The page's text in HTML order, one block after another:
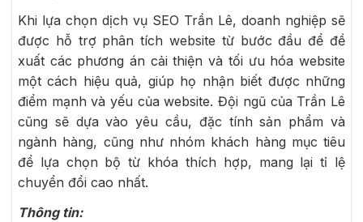
Khi lựa chọn dịch vụ SEO Trần Lê, doanh nghiệp sẽ
được hỗ trợ phân tích website từ bước đầu để đề
xuất các phương án cải thiện và tối ưu hóa website
một cách hiệu quả, giúp họ nhận biết được những
điểm mạnh và yếu của website. Đội ngũ của Trần Lê
cũng sẽ dựa vào yêu cầu, đặc tính sản phẩm và
ngành hàng, cũng như nhóm khách hàng mục tiêu
để lựa chọn bộ từ khóa thích hợp, mang lại tỉ lệ
chuyển đổi cao nhất.
Thông tin: